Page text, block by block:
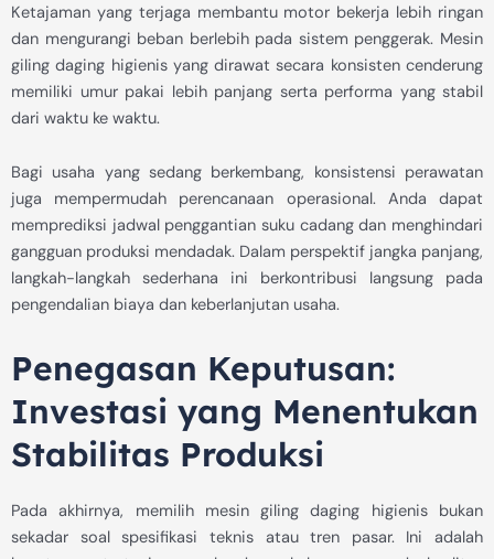
Ketajaman yang terjaga membantu motor bekerja lebih ringan
dan mengurangi beban berlebih pada sistem penggerak. Mesin
giling daging higienis yang dirawat secara konsisten cenderung
memiliki umur pakai lebih panjang serta performa yang stabil
dari waktu ke waktu.
Bagi usaha yang sedang berkembang, konsistensi perawatan
juga mempermudah perencanaan operasional. Anda dapat
memprediksi jadwal penggantian suku cadang dan menghindari
gangguan produksi mendadak. Dalam perspektif jangka panjang,
langkah-langkah sederhana ini berkontribusi langsung pada
pengendalian biaya dan keberlanjutan usaha.
Penegasan Keputusan:
Investasi yang Menentukan
Stabilitas Produksi
Pada akhirnya, memilih mesin giling daging higienis bukan
sekadar soal spesifikasi teknis atau tren pasar. Ini adalah